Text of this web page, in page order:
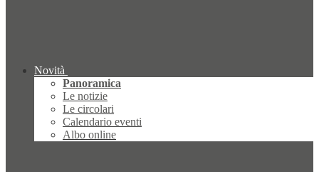
Novità
Panoramica
Le notizie
Le circolari
Calendario eventi
Albo online